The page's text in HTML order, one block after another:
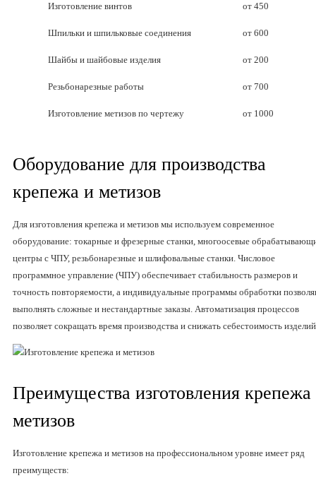
Изготовление винтов от 450
Шпильки и шпильковые соединения от 600
Шайбы и шайбовые изделия от 200
Резьбонарезные работы от 700
Изготовление метизов по чертежу от 1000
Оборудование для производства
крепежа и метизов
Для изготовления крепежа и метизов мы используем современное
оборудование: токарные и фрезерные станки, многоосевые
центры с ЧПУ, резьбонарезные и шлифовальные станки. Числовое
программное управление (ЧПУ) обеспечивает стабильность размеров и
точность повторяемости, а индивидуальные программы обработки
выполнять сложные и нестандартные заказы. Автоматизация процессов
позволяет сокращать время производства и снижать себестоимость
Преимущества изготовления крепежа
метизов
Изготовление крепежа и метизов на профессиональном уровне имеет ряд
преимуществ: